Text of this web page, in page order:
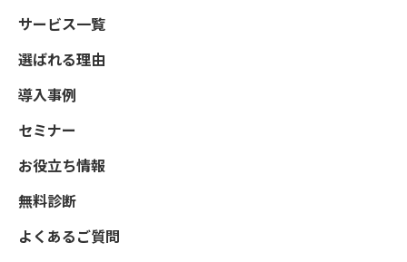
サービス一覧
選ばれる理由
導入事例
セミナー
お役立ち情報
無料診断
よくあるご質問